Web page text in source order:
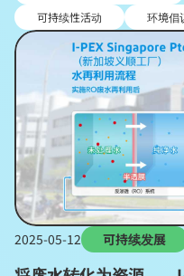
可持续性活动
环境倡
2025-05-12 可持续发展